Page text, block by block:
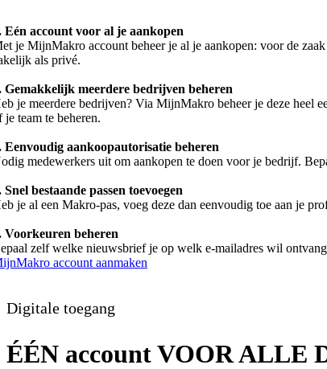
Eén account voor al je aankopen
je MijnMakro account beheer je al je aankopen: voor de
als privé.
Gemakkelijk meerdere bedrijven beheren
je meerdere bedrijven? Via MijnMakro beheer je deze heel
je team te beheren.
Eenvoudig aankoopautorisatie beheren
medewerkers uit om aankopen te doen voor je bedrijf.
Snel bestaande passen toevoegen
je al een Makro-pas, voeg deze dan eenvoudig toe aan je
Voorkeuren beheren
zelf welke nieuwsbrief je op welk e-mailadres wil
account aanmaken
Digitale toegang
ÉÉN account VOOR ALLE